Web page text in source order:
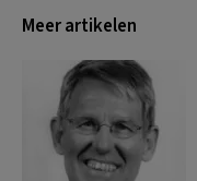
Meer artikelen